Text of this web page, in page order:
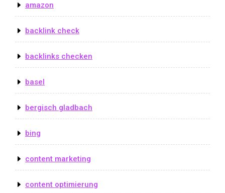
amazon
backlink check
backlinks checken
basel
bergisch gladbach
bing
content marketing
content optimierung